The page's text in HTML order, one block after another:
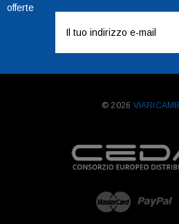
offerte
mail
© 2026